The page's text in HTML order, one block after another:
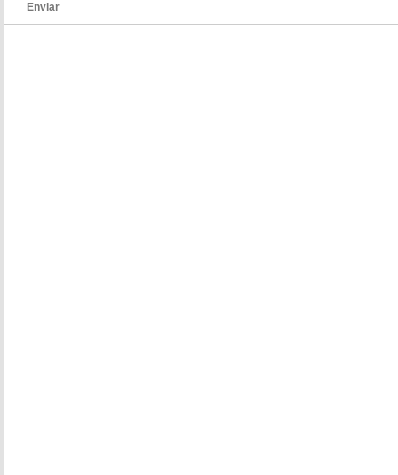
Enviar